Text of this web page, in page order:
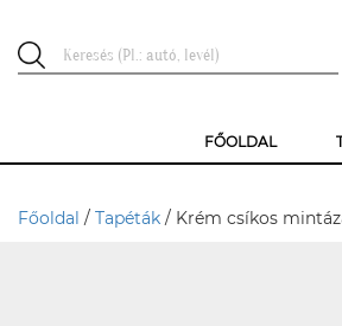
FŐOLDAL
Főoldal / Tapéták / Krém csíkos